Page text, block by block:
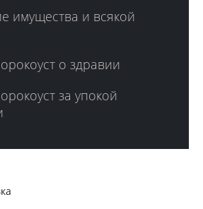
имущества и всякой
о здравии
за упокой